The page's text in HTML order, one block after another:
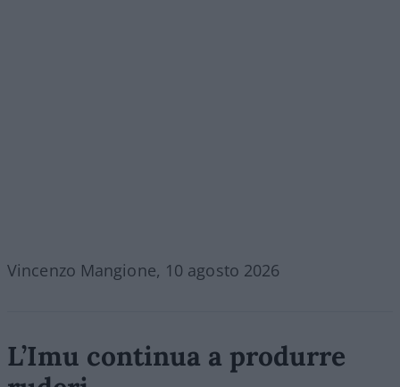
Vincenzo Mangione, 10 agosto 2026
L’Imu continua a produrre